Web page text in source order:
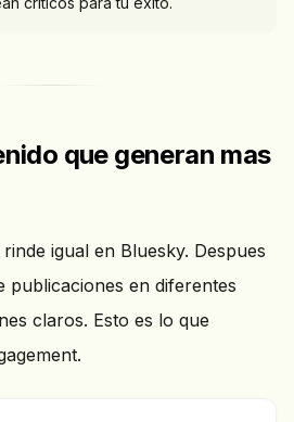
que generan mas
igual en Bluesky. Despues
publicaciones en diferentes
claros. Esto es lo que